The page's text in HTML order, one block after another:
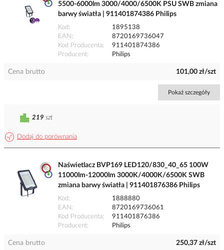
5500-6000lm 3000/4000/6500K PSU SWB zmiana
barwy światła | 911401874386 Philips
Kod
1895138
EAN
8720169736047
Kod Producenta
911401874386
Producent
Philips
Cena brutto 101,00 zł/szt
Pokaż szczegóły
Dodaj do porównania
219 szt
Naświetlacz BVP169 LED120/830_40_65 100W
11000lm-12000lm 3000K/4000K/6500K SWB
zmiana barwy światła | 911401876386 Philips
Kod
1888880
EAN
8720169736061
Kod Producenta
911401876386
Producent
Philips
Cena brutto 250,37 zł/szt